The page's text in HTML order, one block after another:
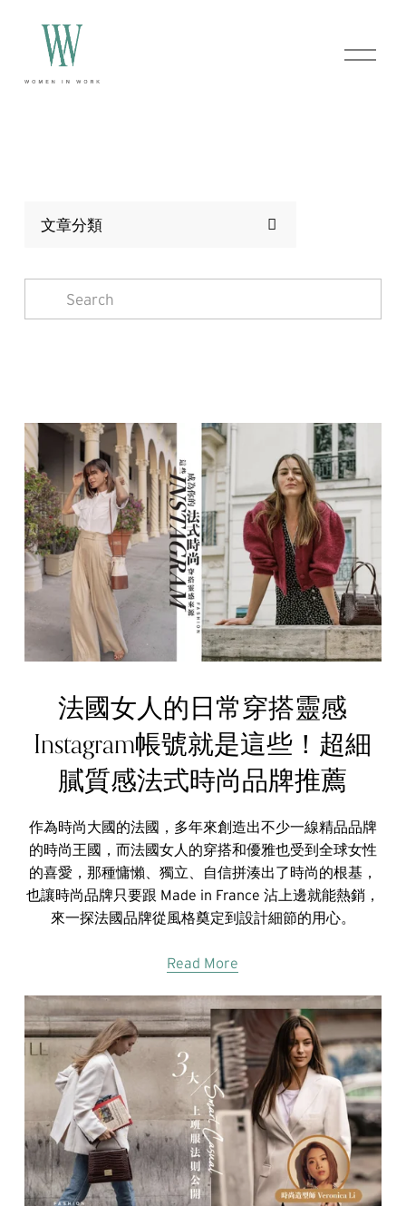
O
p
文章分類
法國女人的日常穿搭靈感
Instagram帳號就是這些！超細
膩質感法式時尚品牌推薦
作為時尚大國的法國，多年來創造出不少一線精品品牌
的時尚王國，而法國女人的穿搭和優雅也受到全球女性
的喜愛，那種慵懶、獨立、自信拼湊出了時尚的根基，
也讓時尚品牌只要跟 Made in France 沾上邊就能熱銷，
來一探法國品牌從風格奠定到設計細節的用心。
Read More